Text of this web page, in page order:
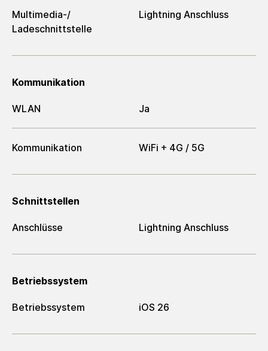
Multimedia-/​
Ladeschnittstelle
Lightning Anschluss
Kommunikation
WLAN Ja
Kommunikation WiFi + 4G / 5G
Schnittstellen
Anschlüsse Lightning Anschluss
Betriebssystem
Betriebssystem iOS 26